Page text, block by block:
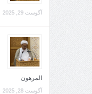
آگوست 29, 2025
المرهون
آگوست 28, 2025